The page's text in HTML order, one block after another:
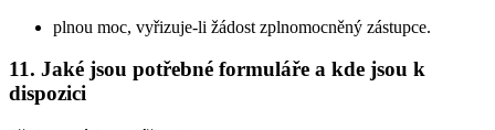
plnou moc, vyřizuje-li žádost zplnomocněný zástupce.
11. Jaké jsou potřebné formuláře a kde jsou k
dispozici